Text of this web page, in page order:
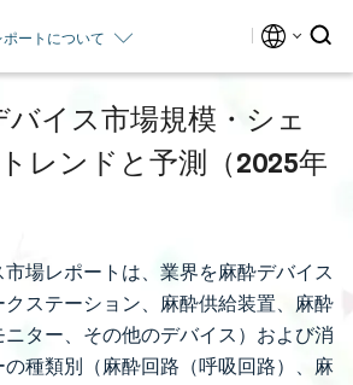
ポートについて
イス市場規模・シェ
レンドと予測（2025年
場レポートは、業界を麻酔デバイス
ステーション、麻酔供給装置、麻酔
ター、その他のデバイス）および消
種類別（麻酔回路（呼吸回路）、麻